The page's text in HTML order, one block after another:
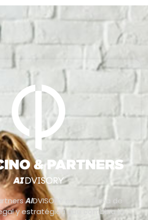
AIDVISORY es una firma de
y estratégica que combina la